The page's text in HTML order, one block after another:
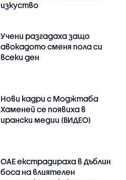
изкуство
Учени разгадаха защо
авокадото сменя пола си
всеки ден
Нови кадри с Моджтаба
Хаменей се появиха в
ирански медии (ВИДЕО)
ОАЕ екстрадираха в Дъблин
боса на влиятелен